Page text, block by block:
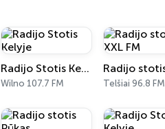
Radijo Stotis Kelyje
Wilno 107.7 FM Telšiai 96.8 FM